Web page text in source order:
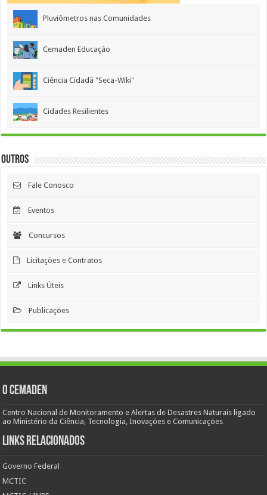
Pluviômetros nas Comunidades
Cemaden Educação
Ciência Cidadã "Seca-Wiki"
Cidades Resilientes
Outros
Fale Conosco
Eventos
Concursos
Licitações e Contratos
Links Úteis
Publicações
O Cemaden
Centro Nacional de Monitoramento e Alertas de Desastres Naturais ligado
ao Ministério da Ciência, Tecnologia, Inovações e Comunicações
Links Relacionados
Governo Federal
MCTIC